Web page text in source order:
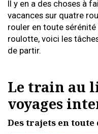
Il y en a des choses à
vacances sur quatre
rouler en toute
roulotte, voici les
de partir.
Le train au
voyages
Des trajets en